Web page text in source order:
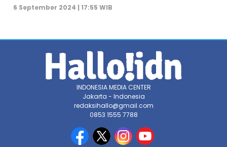
6 September 2024 | 17:55 WIB
INDONESIA MEDIA CENTER
Jakarta - Indonesia
redaksihallo@gmail.com
0853 1555 7788